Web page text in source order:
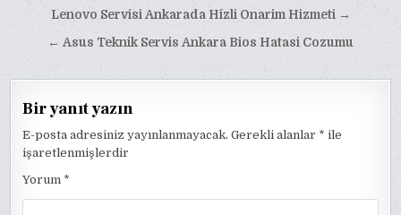
Yazı
gezinmesi
Lenovo Servisi Ankarada Hizli Onarim Hizmeti →
← Asus Teknik Servis Ankara Bios Hatasi Cozumu
Bir yanıt yazın
E-posta adresiniz yayınlanmayacak. Gerekli alanlar * ile
işaretlenmişlerdir
Yorum *